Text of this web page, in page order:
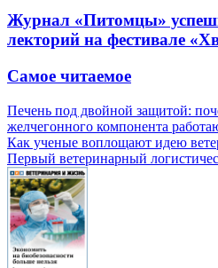
Журнал «Питомцы»
лекторий на фестивале
Самое читаемое
Печень под двойной защитой:
желчегонного компонента
Как ученые воплощают идею
Первый ветеринарный